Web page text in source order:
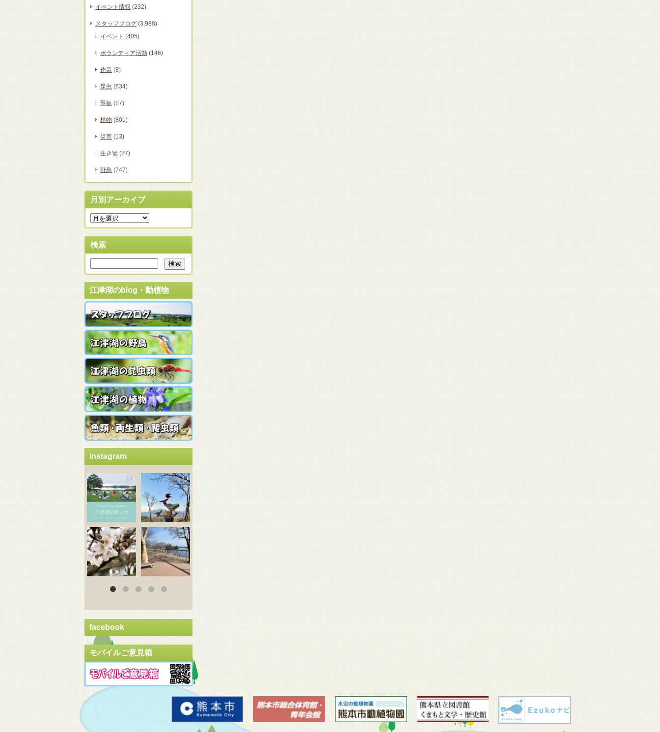
イベント情報 (232)
スタッフブログ (3,988)
イベント (405)
ボランティア活動 (146)
作業 (8)
昆虫 (634)
景観 (87)
植物 (801)
災害 (13)
生き物 (27)
野鳥 (747)
月別アーカイブ
検索
江津湖のblog・動植物
instagram
3月 20
3月 18
3月 18
facebook
モバイルご意見箱